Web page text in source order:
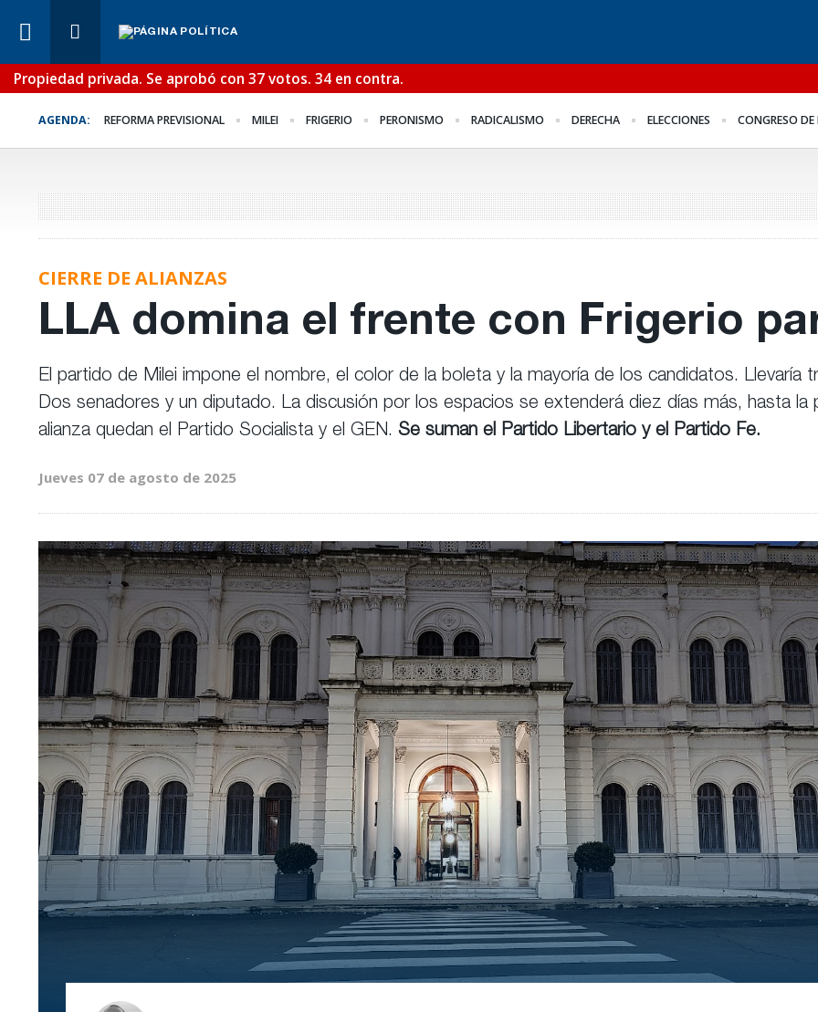
Propiedad privada. Se aprobó con 37 votos. 34 en contra.
AGENDA: REFORMA PREVISIONAL MILEI FRIGERIO PERONISMO RADICALISMO DERECHA ELECCIONES CONGRESO
Poder Judicial?
al Estado de
gestión pública
el empleo público y
CIERRE DE ALIANZAS
LLA domina el frente con Frigerio
El partido de Milei impone el nombre, el color de la boleta y la mayoría de los candidatos.
Dos senadores y un diputado. La discusión por los espacios se extenderá diez días más, hasta la
alianza quedan el Partido Socialista y el GEN. Se suman el Partido Libertario y el Partido Fe.
Jueves 07 de agosto de 2025